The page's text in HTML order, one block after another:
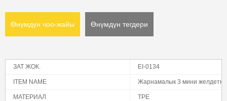
Өнүмдүн чоо-жайы Өнүмдүн тегдери
ЗАТ ЖОК. EI-0134
ITEM NAME Жарнамалык 3 мини
МАТЕРИАЛ TPE